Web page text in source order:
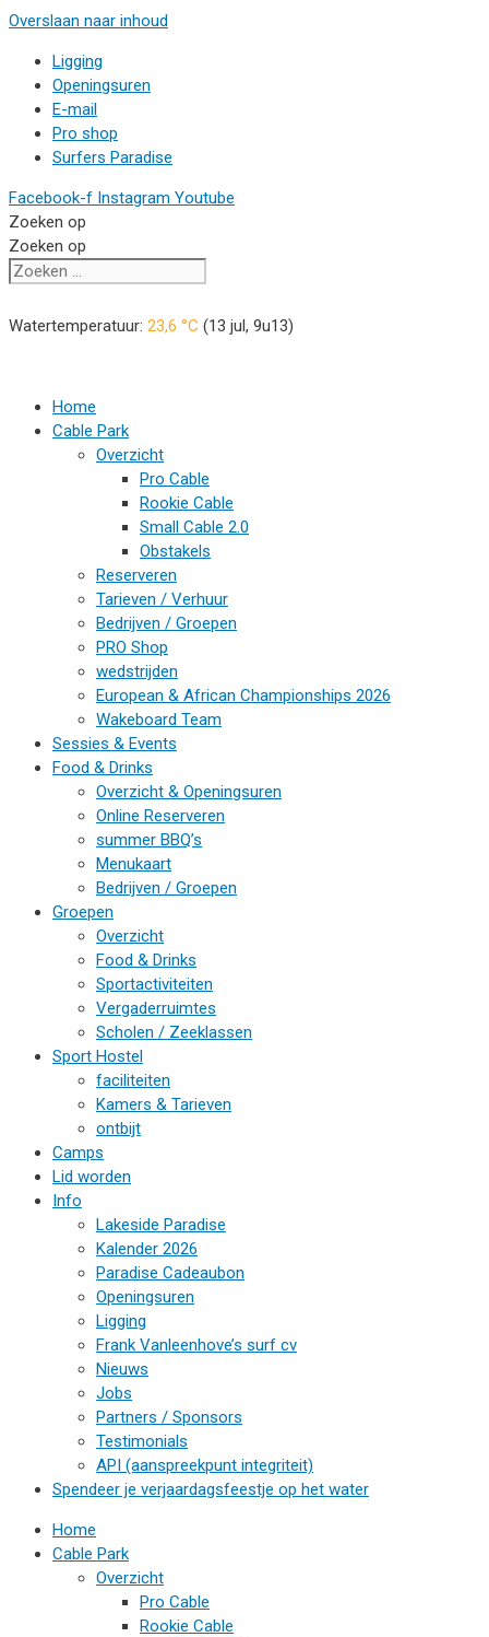
Overslaan naar inhoud
Ligging
Openingsuren
E-mail
Pro shop
Surfers Paradise
Facebook-f Instagram Youtube
Zoeken op
Zoeken op
Watertemperatuur: 23,6 °C (13 jul, 9u13)
Home
Cable Park
Overzicht
Pro Cable
Rookie Cable
Small Cable 2.0
Obstakels
Reserveren
Tarieven / Verhuur
Bedrijven / Groepen
PRO Shop
wedstrijden
European & African Championships 2026
Wakeboard Team
Sessies & Events
Food & Drinks
Overzicht & Openingsuren
Online Reserveren
summer BBQ’s
Menukaart
Bedrijven / Groepen
Groepen
Overzicht
Food & Drinks
Sportactiviteiten
Vergaderruimtes
Scholen / Zeeklassen
Sport Hostel
faciliteiten
Kamers & Tarieven
ontbijt
Camps
Lid worden
Info
Lakeside Paradise
Kalender 2026
Paradise Cadeaubon
Openingsuren
Ligging
Frank Vanleenhove’s surf cv
Nieuws
Jobs
Partners / Sponsors
Testimonials
API (aanspreekpunt integriteit)
Spendeer je verjaardagsfeestje op het water
Home
Cable Park
Overzicht
Pro Cable
Rookie Cable